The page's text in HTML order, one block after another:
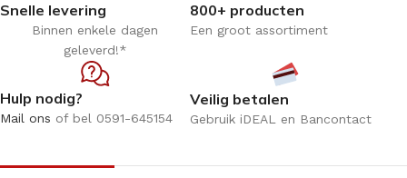
Snelle levering
Binnen enkele dagen
geleverd!*
800+ producten
Een groot assortiment
Hulp nodig?
Mail ons of bel 0591-645154
Veilig betalen
Gebruik iDEAL en Bancontact